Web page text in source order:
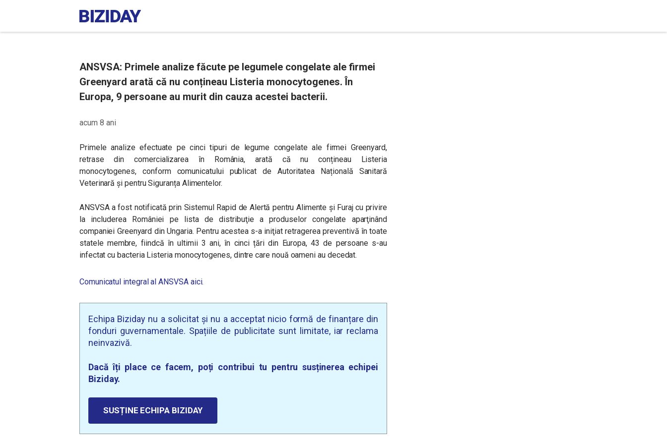
ANSVSA: Primele analize făcute pe legumele congelate ale firmei
Greenyard arată că nu conțineau Listeria monocytogenes. În
Europa, 9 persoane au murit din cauza acestei bacterii.
acum 8 ani
Primele analize efectuate pe cinci tipuri de legume congelate ale firmei Greenyard,
retrase din comercializarea în România, arată că nu conțineau Listeria
monocytogenes,conform comunicatului publicat de Autoritatea Națională Sanitară
Veterinară și pentru Siguranța Alimentelor.
ANSVSA a fost notificată prin Sistemul Rapid de Alertă pentru Alimente și Furaj cu privire
la includerea României pe lista de distribuţie a produselor congelate aparţinând
companiei Greenyard din Ungaria. Pentru acestea s-a iniţiat retragerea preventivă în toate
statele membre, fiindcă în ultimii 3 ani, în cinci țări din Europa, 43 de persoane s-au
infectat cu bacteria Listeria monocytogenes, dintre care nouă oameni au decedat.
Comunicatul integral al ANSVSA aici.
Echipa Biziday nu a solicitat și nu a acceptat nicio formă de finanțare din
fonduri guvernamentale. Spațiile de publicitate sunt limitate, iar reclama
neinvazivă.
Dacă îți place ce facem, poți contribui tu pentru susținerea echipei
Biziday.
SUSȚINE ECHIPA BIZIDAY